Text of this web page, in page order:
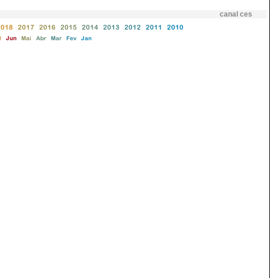
canal ces
2017 2016 2015 2014 2013 2012 2011 2010
Jun Mai Abr Mar Fev Jan